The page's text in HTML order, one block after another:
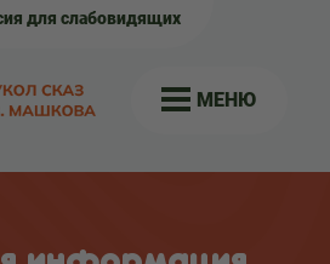
для слабовидящих
МЕНЮ